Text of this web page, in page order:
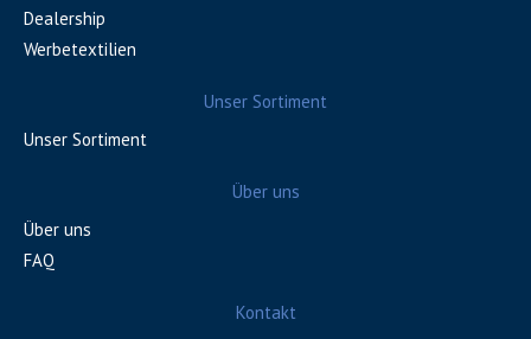
Dealership
Werbetextilien
Unser Sortiment
Unser Sortiment
Über uns
Über uns
FAQ
Kontakt